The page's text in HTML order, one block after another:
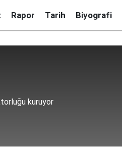
Rapor Tarih Biyografi
kuruyor